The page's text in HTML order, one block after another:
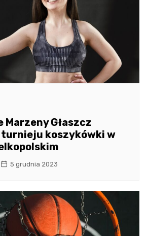
Marzeny Głaszcz
koszykówki w
5 grudnia 2023